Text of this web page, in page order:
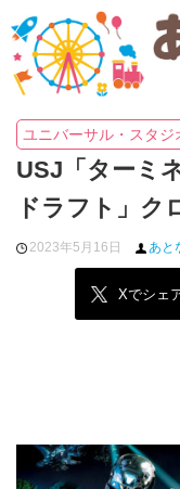
ユニバーサル・スタジ
USJ「ターミ
ドラフト」ク
2023年5月16日 あと
Xでシェ